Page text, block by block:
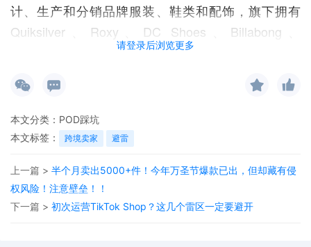
请登录后浏览更多
计、生产和分销品牌服装、鞋类和配饰，旗下拥有
Quiksilver、Roxy、DC Shoes、Billabong、
Element、RVCA、VonZipper 等多个知名品牌。
本文分类： POD踩坑
本文标签：
跨境卖家 避雷
上一篇 > 半个月卖出5000+件！今年万圣节爆款已出，但却藏有侵
权风险！注意壁垒！！
下一篇 > 初次运营TikTok Shop？这几个雷区一定要避开